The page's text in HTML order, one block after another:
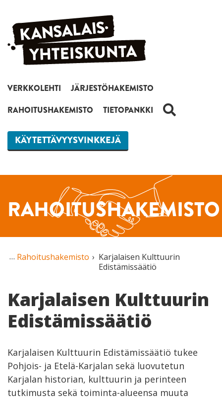
Siirry sisältöön
VERKKOLEHTI
JÄRJESTÖHAKEMISTO
RAHOITUSHAKEMISTO
TIETOPANKKI HAKU
KÄYTETTÄVYYSVINKKEJÄ
RAHOITUSHAKEMISTO
Rahoitushakemisto
Karjalaisen Kulttuurin
Edistämissäätiö
Karjalaisen Kulttuurin
Edistämissäätiö
Karjalaisen Kulttuurin Edistämissäätiö tukee
Pohjois- ja Etelä-Karjalan sekä luovutetun
Karjalan historian, kulttuurin ja perinteen
tutkimusta sekä toiminta-alueensa muuta